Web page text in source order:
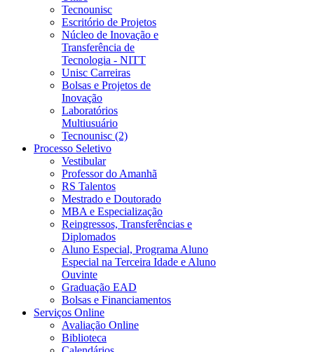
Tecnounisc
Escritório de Projetos
Núcleo de Inovação e
Transferência de
Tecnologia - NITT
Unisc Carreiras
Bolsas e Projetos de
Inovação
Laboratórios
Multiusuário
Tecnounisc (2)
Processo Seletivo
Vestibular
Professor do Amanhã
RS Talentos
Mestrado e Doutorado
MBA e Especialização
Reingressos, Transferências e
Diplomados
Aluno Especial, Programa Aluno
Especial na Terceira Idade e Aluno
Ouvinte
Graduação EAD
Bolsas e Financiamentos
Serviços Online
Avaliação Online
Biblioteca